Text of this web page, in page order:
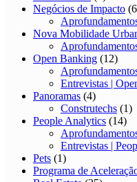
Negócios de Impacto
Nova Mobilidade
Open Banking (12)
Entrevistas |
Panoramas (4)
Construtechs (1)
People Analytics (14)
Entrevistas |
Pets (1)
Programa de